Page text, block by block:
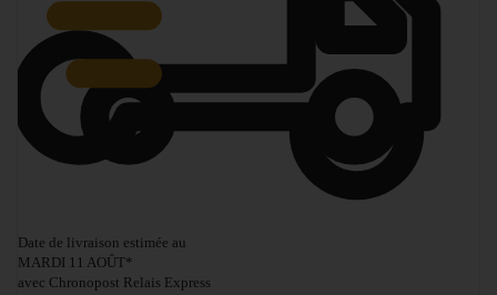
Date de livraison estimée au
MARDI 11 AOÛT*
avec Chronopost Relais Express